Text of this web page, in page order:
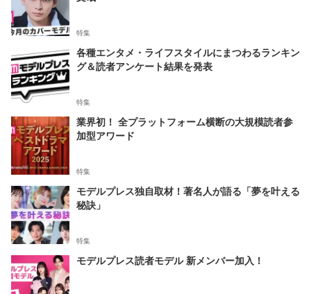
特集
各種エンタメ・ライフスタイルにまつわるランキン
グ＆読者アンケート結果を発表
特集
業界初！ 全プラットフォーム横断の大規模読者参
加型アワード
特集
モデルプレス独自取材！著名人が語る「夢を叶える
秘訣」
特集
モデルプレス読者モデル 新メンバー加入！